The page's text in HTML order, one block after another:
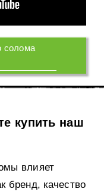
солома
купить наш
влияет
бренд, качество